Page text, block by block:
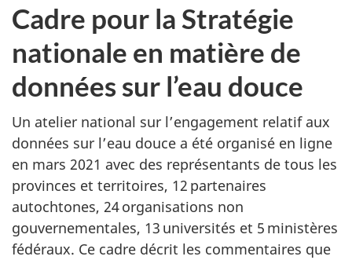
Cadre pour la Stratégie
nationale en matière de
données sur l’eau douce
Un atelier national sur l’engagement relatif aux
données sur l’eau douce a été organisé en ligne
en mars 2021 avec des représentants de tous les
provinces et territoires, 12 partenaires
autochtones, 24 organisations non
gouvernementales, 13 universités et 5 ministères
fédéraux. Ce cadre décrit les commentaires que